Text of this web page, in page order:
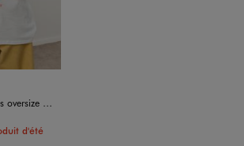
fille - Capyfun
d'été